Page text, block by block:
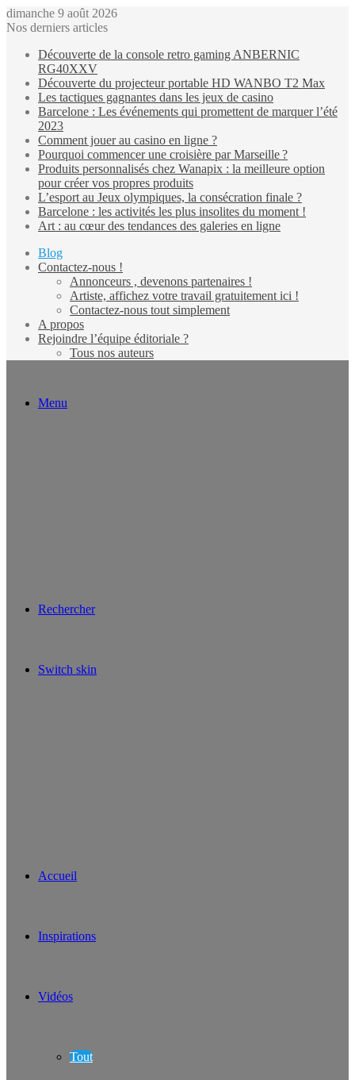
dimanche 9 août 2026
Nos derniers articles
Découverte de la console retro gaming ANBERNIC
RG40XXV
Découverte du projecteur portable HD WANBO T2 Max
Les tactiques gagnantes dans les jeux de casino
Barcelone : Les événements qui promettent de marquer l’été
2023
Comment jouer au casino en ligne ?
Pourquoi commencer une croisière par Marseille ?
Produits personnalisés chez Wanapix : la meilleure option
pour créer vos propres produits
L’esport au Jeux olympiques, la consécration finale ?
Barcelone : les activités les plus insolites du moment !
Art : au cœur des tendances des galeries en ligne
Blog
Contactez-nous !
Annonceurs , devenons partenaires !
Artiste, affichez votre travail gratuitement ici !
Contactez-nous tout simplement
A propos
Rejoindre l’équipe éditoriale ?
Tous nos auteurs
Menu
Rechercher
Switch skin
Accueil
Inspirations
Vidéos
Tout